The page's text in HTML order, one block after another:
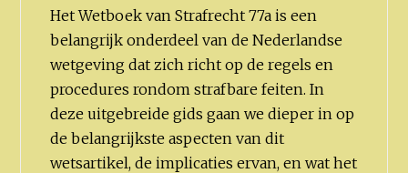
Het Wetboek van Strafrecht 77a is een
belangrijk onderdeel van de Nederlandse
wetgeving dat zich richt op de regels en
procedures rondom strafbare feiten. In
deze uitgebreide gids gaan we dieper in op
de belangrijkste aspecten van dit
wetsartikel, de implicaties ervan, en wat het